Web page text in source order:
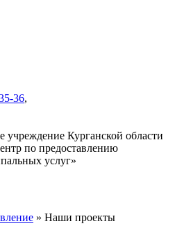
36,
учреждение Курганской области
по предоставлению
услуг»
» Наши проекты